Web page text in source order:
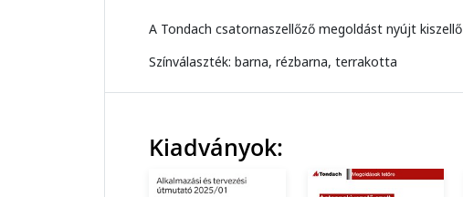
A Tondach csatornaszellőző megoldást nyújt
Színválaszték: barna, rézbarna, terrakotta
Kiadványok: